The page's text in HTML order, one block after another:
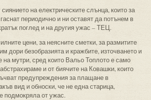
на електрическите слънца, които за
периодично и ни оставят да потънем в
поглед и на другия ужас – ТЕЦ.
цени, за неясните сметки, за размитите
дори безобразията и кражбите, източването и
на мутри, сред които Вальо Топлото е само
и от биячите на Ковашки, които
предупреждения за плащане в
вид и обноски, че не една старица,
подмокряла от ужас.